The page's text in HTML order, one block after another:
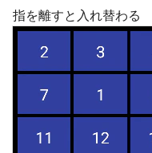
指を離すと入れ替わる